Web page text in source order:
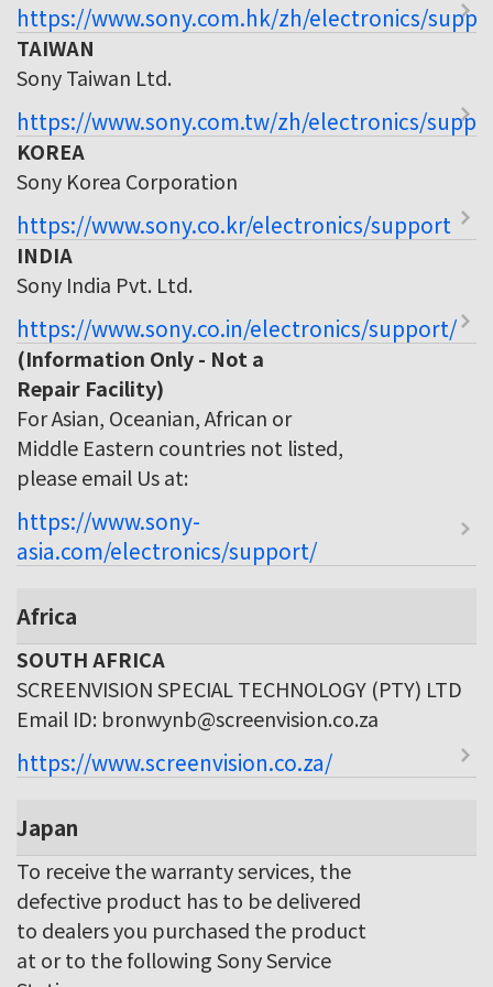
https://www.sony.com.hk/zh/electronics/
TAIWAN
Sony Taiwan Ltd.
https://www.sony.com.tw/zh/electronics/
KOREA
Sony Korea Corporation
https://www.sony.co.kr/electronics/support
INDIA
Sony India Pvt. Ltd.
https://www.sony.co.in/electronics/support/
(Information Only - Not a
Repair Facility)
For Asian, Oceanian, African or
Middle Eastern countries not listed,
please email Us at:
https://www.sony-
asia.com/electronics/support/
Africa
SOUTH AFRICA
SCREENVISION SPECIAL TECHNOLOGY (PTY) LTD
Email ID: bronwynb@screenvision.co.za
https://www.screenvision.co.za/
Japan
To receive the warranty services, the
defective product has to be delivered
to dealers you purchased the product
at or to the following Sony Service